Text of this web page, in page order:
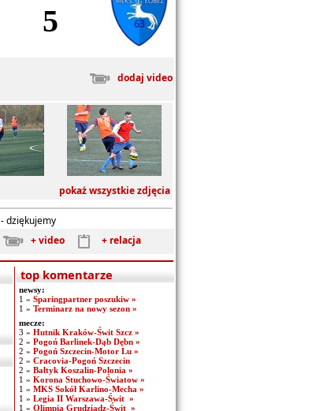
5
dodaj video
pokaż wszystkie zdjęcia
- dziękujemy
+ video + relacja
top komentarze
newsy:
1 » Sparingpartner poszukiw »
1 » Terminarz na nowy sezon »
mecze:
3 » Hutnik Kraków-Świt Szcz »
2 » Pogoń Barlinek-Dąb Dębn »
2 » Pogoń Szczecin-Motor Lu »
2 » Cracovia-Pogoń Szczecin
2 » Bałtyk Koszalin-Polonia »
1 » Korona Stuchowo-Światow »
1 » MKS Sokół Karlino-Mecha »
1 » Legia II Warszawa-Świt »
1 » Olimpia Grudziądz-Świt »